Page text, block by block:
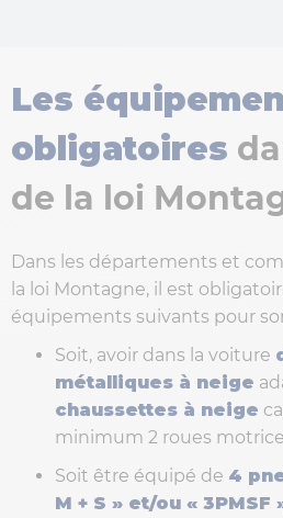
Les
obligatoires
de la loi
Dans les départements et
la loi Montagne, il est
équipements suivants pour
Soit, avoir dans la voiture
métalliques à neige
chaussettes à neige
minimum 2 roues
Soit être équipé de 4
M + S » et/ou « 3PMSF